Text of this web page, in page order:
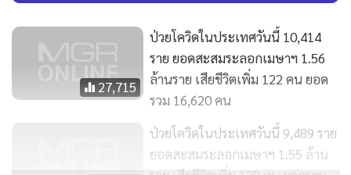
27,715
ป่วยโควิดในประเทศวันนี้ 10,414
ราย ยอดสะสมระลอกเมษาฯ 1.56
ล้านราย เสียชีวิตเพิ่ม 122 คน ยอด
รวม 16,620 คน
ป่วยโควิดในประเทศวันนี้ 9,489 ราย
ยอดสะสมระลอกเมษาฯ 1.55 ล้าน